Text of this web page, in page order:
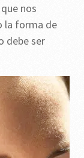
nos
la forma de
debe ser